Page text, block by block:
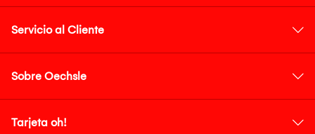
Servicio al Cliente
Sobre Oechsle
Tarjeta oh!